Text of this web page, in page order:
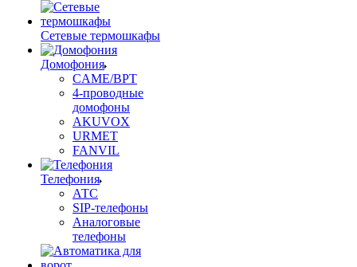
Сетевые термошкафы
Домофония
CAME/BPT
4-проводные
домофоны
AKUVOX
URMET
FANVIL
Телефония
АТС
SIP-телефоны
Аналоговые
телефоны